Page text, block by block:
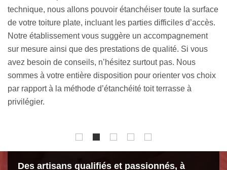
devis. Servez-vous du court formulaire à remplir, sur cette
même page, pour effectuer votre requête. N’hésitez pas à
mentionner la superficie totale de votre toiture plate, son
accessibilité, son type de revêtement et si l’intervention est
à faire sur un chantier en neuf ou dans le cadre d’une
rénovation. Patientez un peu moins de 24 heures pour tenir
votre devis étanchéité toit terrasse à Belves De Castillon
33350 bien détaillé.
Des artisans qualifiés et passionnés, à